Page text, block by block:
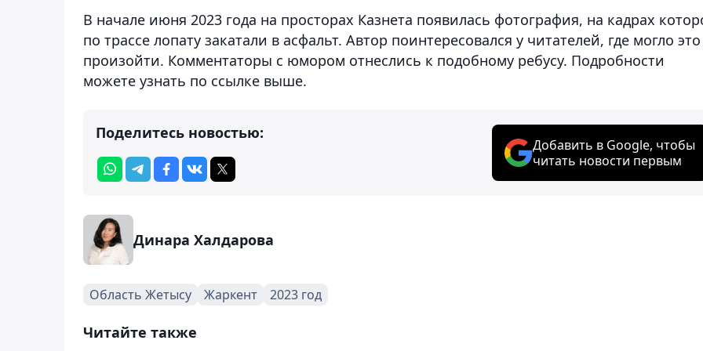
В начале июня 2023 года на просторах Казнета появилась фотография, на кадрах
по трассе лопату закатали в асфальт. Автор поинтересовался у читателей, где могло это
произойти. Комментаторы с юмором отнеслись к подобному ребусу. Подробности
можете узнать по ссылке выше.
Поделитесь новостью:
Добавить в Google, чтобы
читать новости первым
Динара Халдарова
Область Жетысу Жаркент 2023 год
Читайте также